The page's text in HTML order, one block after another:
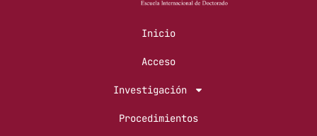
Inicio
Acceso
Investigación
Procedimientos